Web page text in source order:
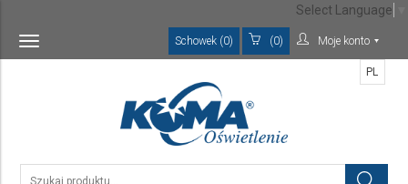
Toggle
navigation
Schowek (0) (0) Moje konto
PL
Select Language